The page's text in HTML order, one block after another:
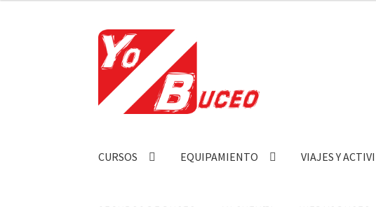
Ir
la
navegación
Ir
al
contenido
CURSOS EQUIPAMIENTO VIAJES Y